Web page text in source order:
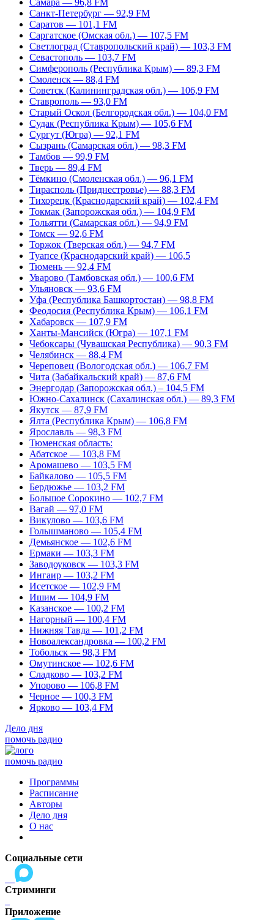
Самара — 96,8 FM
Санкт-Петербург — 92,9 FM
Саратов — 101,1 FM
Саргатское (Омская обл.) — 107,5 FM
Светлоград (Ставропольский край) — 103,3 FM
Севастополь — 103,7 FM
Симферополь (Республика Крым) — 89,3 FM
Смоленск — 88,4 FM
Советск (Калининградская обл.) — 106,9 FM
Ставрополь — 93,0 FM
Старый Оскол (Белгородская обл.) — 104,0 FM
Судак (Республика Крым) — 105,6 FM
Сургут (Югра) — 92,1 FM
Сызрань (Самарская обл.) — 98,3 FM
Тамбов — 99,9 FM
Тверь — 89,4 FM
Тёмкино (Смоленская обл.) — 96,1 FM
Тирасполь (Приднестровье) — 88,3 FM
Тихорецк (Краснодарский край) — 102,4 FM
Токмак (Запорожская обл.) — 104,9 FM
Тольятти (Самарская обл.) — 94,9 FM
Томск — 92,6 FM
Торжок (Тверская обл.) — 94,7 FM
Туапсе (Краснодарский край) — 106,5
Тюмень — 92,4 FM
Уварово (Тамбовская обл.) — 100,6 FM
Ульяновск — 93,6 FM
Уфа (Республика Башкортостан) — 98,8 FM
Феодосия (Республика Крым) — 106,1 FM
Хабаровск — 107,9 FM
Ханты-Мансийск (Югра) — 107,1 FM
Чебоксары (Чувашская Республика) — 90,3 FM
Челябинск — 88,4 FM
Череповец (Вологодская обл.) — 106,7 FM
Чита (Забайкальский край) — 87,6 FM
Энергодар (Запорожская обл.) – 104,5 FM
Южно-Сахалинск (Сахалинская обл.) — 89,3 FM
Якутск — 87,9 FM
Ялта (Республика Крым) — 106,8 FM
Ярославль — 98,3 FM
Тюменская область:
Абатское — 103,8 FM
Аромашево — 103,5 FM
Байкалово — 105,5 FM
Бердюжье — 103,2 FM
Большое Сорокино — 102,7 FM
Вагай — 97,0 FM
Викулово — 103,6 FM
Голышманово — 105,4 FM
Демьянское — 102,6 FM
Ермаки — 103,3 FM
Заводоуковск — 103,3 FM
Ингаир — 103,2 FM
Исетское — 102,9 FM
Ишим — 104,9 FM
Казанское — 100,2 FM
Нагорный — 100,4 FM
Нижняя Тавда — 101,2 FM
Новоалександровка — 100,2 FM
Тобольск — 98,3 FM
Омутинское — 102,6 FM
Сладково — 103,2 FM
Упорово — 106,8 FM
Черное — 100,3 FM
Ярково — 103,4 FM
Дело дня
помочь радио
помочь радио
Программы
Расписание
Авторы
Дело дня
О нас
Социальные сети
Стриминги
Приложение